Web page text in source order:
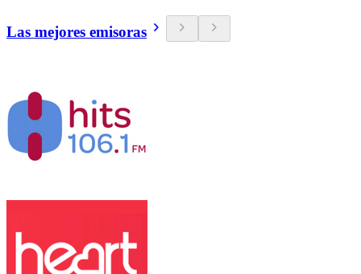
Las mejores emisoras